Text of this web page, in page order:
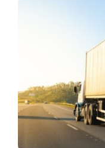
Эл. почта
Password